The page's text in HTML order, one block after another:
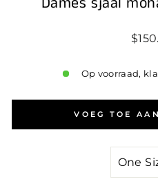
Op voorraad,
VOEG TOE